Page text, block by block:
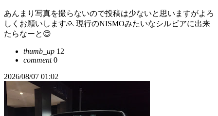
あんまり写真を撮らないので投稿は少ないと思いますがよろ
しくお願いします🙏 現行のNISMOみたいなシルビアに出来
たらなーと😊
thumb_up 12
comment0
2026/08/07 01:02